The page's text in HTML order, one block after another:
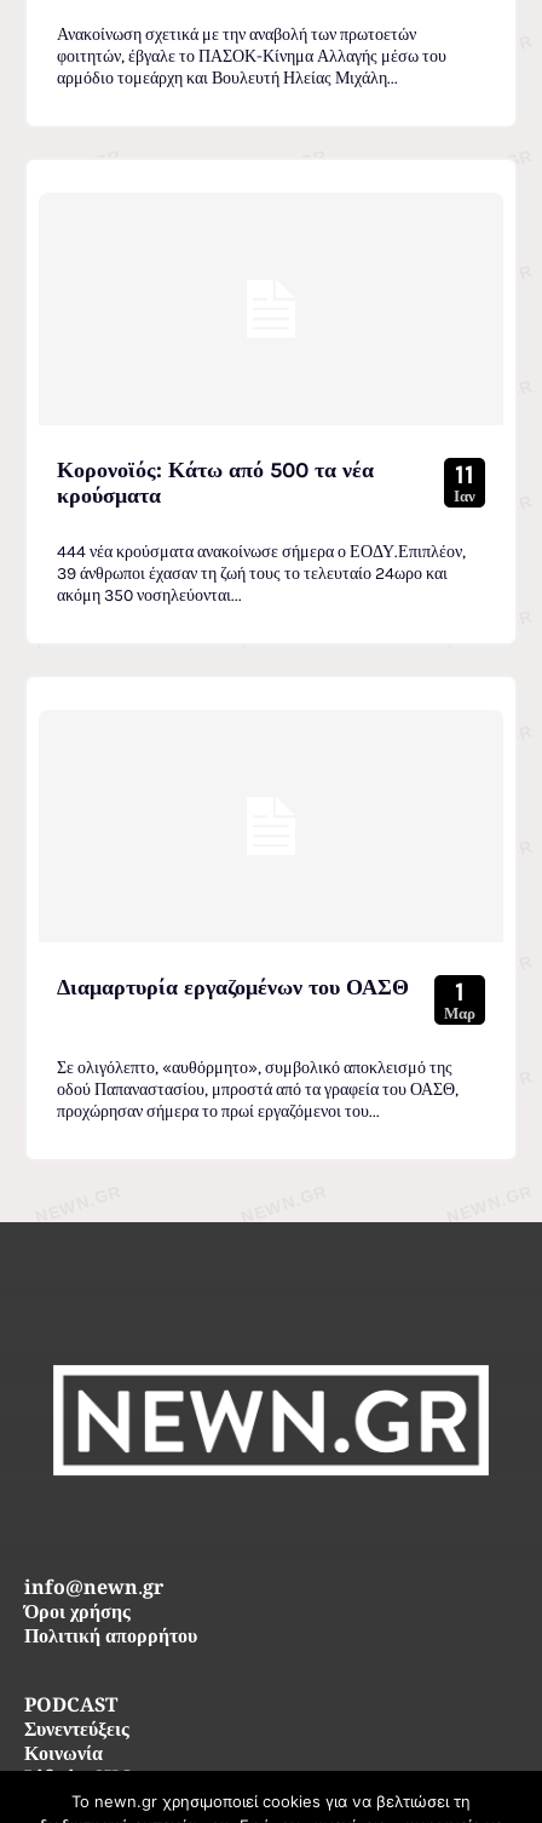
Ανακοίνωση σχετικά με την αναβολή των πρωτοετών
φοιτητών, έβγαλε το ΠΑΣΟΚ-Κίνημα Αλλαγής μέσω του
αρμόδιο τομεάρχη και Βουλευτή Ηλείας Μιχάλη...
Κορονοϊός: Κάτω από 500 τα νέα
κρούσματα
11
Ιαν
444 νέα κρούσματα ανακοίνωσε σήμερα ο ΕΟΔΥ.Επιπλέον,
39 άνθρωποι έχασαν τη ζωή τους το τελευταίο 24ωρο και
ακόμη 350 νοσηλεύονται...
Διαμαρτυρία εργαζομένων του ΟΑΣΘ 1
Μαρ
Σε ολιγόλεπτο, «αυθόρμητο», συμβολικό αποκλεισμό της
οδού Παπαναστασίου, μπροστά από τα γραφεία του ΟΑΣΘ,
προχώρησαν σήμερα το πρωί εργαζόμενοι του...
PODCAST
Συνεντεύξεις
Κοινωνία
Life in SKG
info@newn.gr
Όροι χρήσης
Πολιτική απορρήτου
Το newn.gr χρησιμοποιεί cookies για να βελτιώσει τη